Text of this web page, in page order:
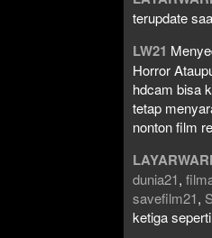
terupdate
LW21
Horror
hdcam bisa
tetap
nonton film
dunia21,
savefilm21,
ketiga